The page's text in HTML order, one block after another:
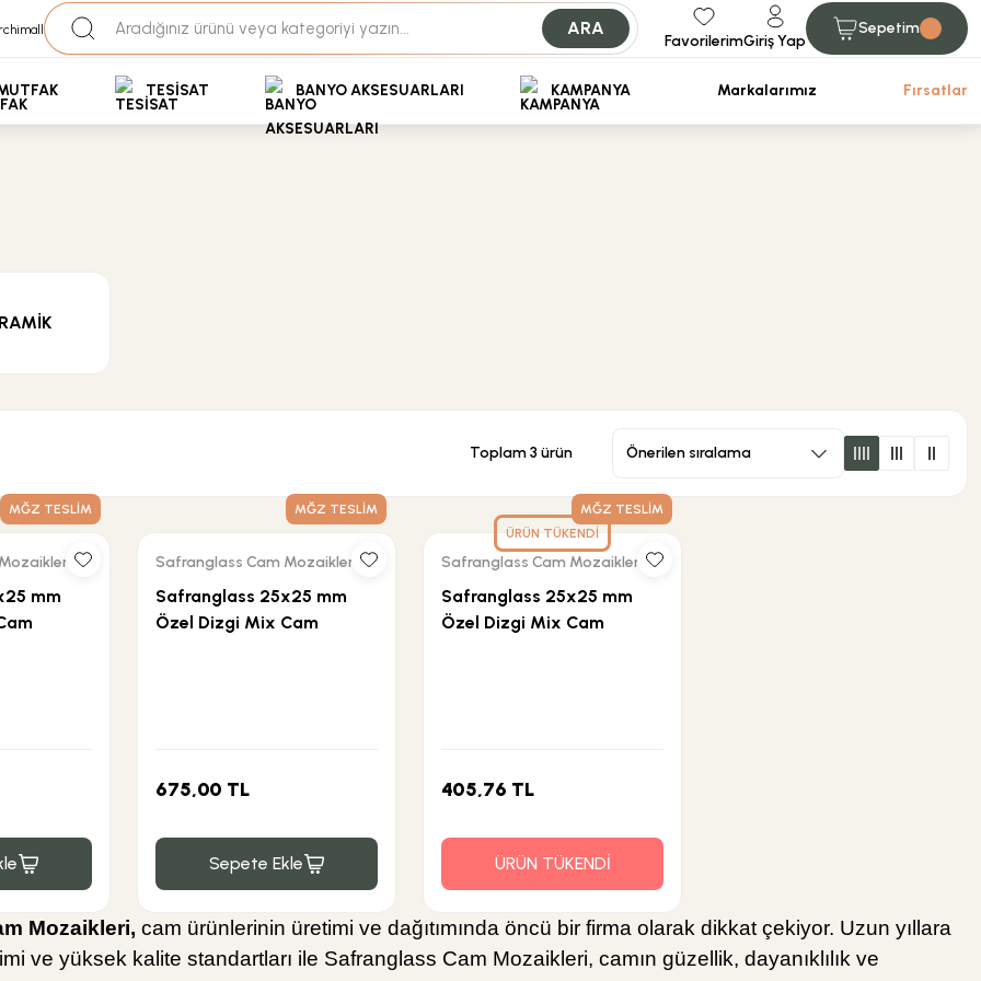
35+ Yıllık Tecrübe
Uzman Ekip Desteği
Ödemeli Özel Fiyatlar için Bizden Teklif Alabilirsiniz.
ARA
FavorilerimGiriş Yap
Sepetim
TESİSAT BANYO AKSESUARLARI KAMPANYA Markalarımız Fırsatlar
Toplam 3 ürün
MĞZ TESLİM
mm
MĞZ TESLİM
Safranglass Cam Mozaikleri
Safranglass 25x25 mm
Özel Dizgi Mix Cam
675,00 TL
Sepete Ekle
ÜRÜN TÜKENDİ
MĞZ TESLİM
Safranglass Cam Mozaikleri
Safranglass 25x25 mm
Özel Dizgi Mix Cam
405,76 TL
ÜRÜN TÜKENDİ
Mozaikleri, cam ürünlerinin üretimi ve dağıtımında öncü bir firma olarak dikkat çekiyor. Uzun yıllara
ve yüksek kalite standartları ile Safranglass Cam Mozaikleri, camın güzellik, dayanıklılık ve